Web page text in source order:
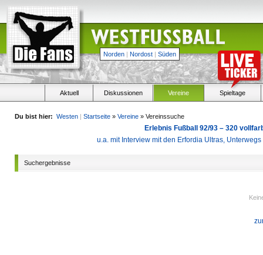
Norden | Nordost | Süden
Aktuell Diskussionen Vereine Spieltage
Du bist hier: Westen | Startseite » Vereine » Vereinssuche
Erlebnis Fußball 92/93 – 320
u.a. mit Interview mit den Erfordia Ultras,
Suchergebnisse